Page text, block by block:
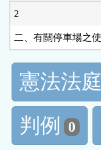
2
二、有關停車場之
憲法法
判例
0